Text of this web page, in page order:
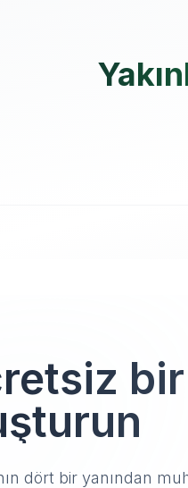
dört bir yanından